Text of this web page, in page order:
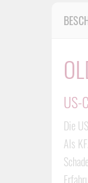
US-
Die
Als